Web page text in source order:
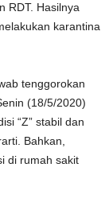
RDT. Hasilnya
karantina
tenggorokan
(18/5/2020)
“Z” stabil dan
Bahkan,
di rumah sakit